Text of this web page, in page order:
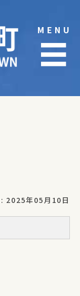
MENU
☰
2025年05月10日